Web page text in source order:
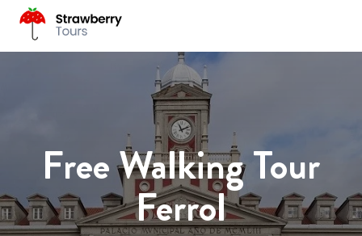
Free Walking Tour
Ferrol